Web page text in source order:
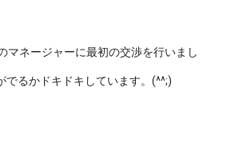
ネージャーに最初の交渉を行いまし
るかドキドキしています。(^^;)